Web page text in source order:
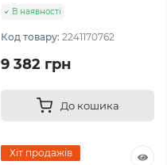
В наявності
Код товару: 2241170762
9 382 грн
До кошика
Хіт продажів